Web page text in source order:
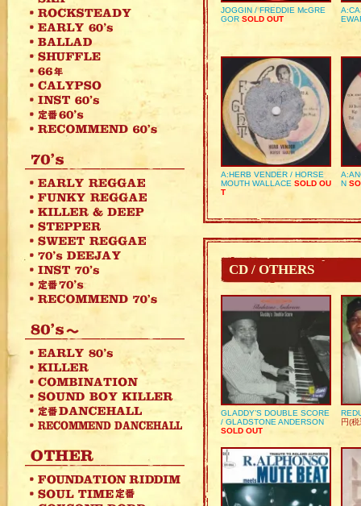
JOGGIN / FREDDIE McGRE
GOR SOLD OUT
A:HERB VENDER / HORSE
MOUTH WALLACE SOLD OU
T
N
CD / OTHERS
GLADDY’S DOUBLE SCORE
/ GLADSTONE ANDERSON
SOLD OUT
円(